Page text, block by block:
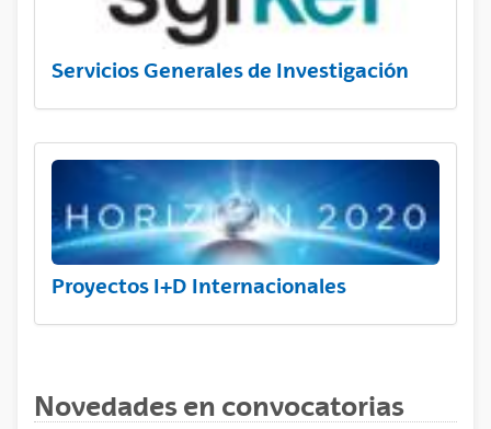
Servicios Generales de Investigación
Proyectos I+D Internacionales
Novedades en convocatorias